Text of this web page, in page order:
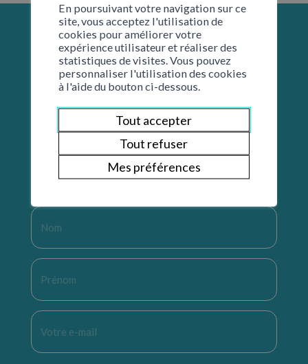
Restons en contact
Nom
Prénom
E-
mail
En poursuivant votre navigation sur ce
site, vous acceptez l'utilisation de
cookies pour améliorer votre
expérience utilisateur et réaliser des
statistiques de visites. Vous pouvez
personnaliser l'utilisation des cookies
à l'aide du bouton ci-dessous.
Tout accepter
Tout refuser
Mes préférences